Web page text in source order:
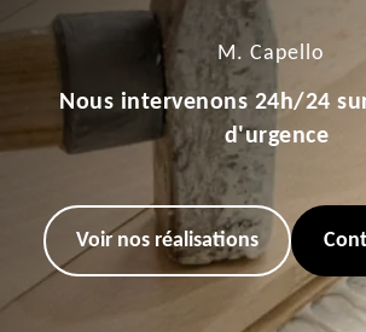
M. Capello
Nous intervenons 24h/24
d'urgence
Voir nos réalisations